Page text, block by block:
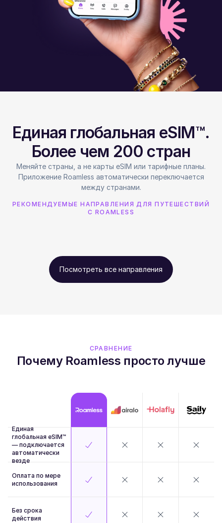
Единая глобальная eSIM™.
Более чем 200 стран
Меняйте страны, а не карты eSIM или тарифные планы.
Приложение Roamless автоматически переключается
между странами.
РЕКОМЕНДУЕМЫЕ НАПРАВЛЕНИЯ ДЛЯ ПУТЕШЕСТВИЙ
С ROAMLESS
Посмотреть все направления
СРАВНЕНИЕ
Почему Roamless просто лучше
Единая
глобальная eSIM™
— подключается
автоматически
везде
Оплата по мере
использования
Без срока
действия